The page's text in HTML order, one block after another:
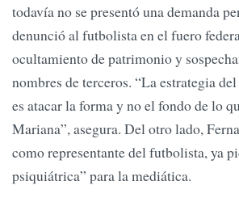
todavía no se presentó una demanda
denunció al futbolista en el fuero
ocultamiento de patrimonio y
nombres de terceros. “La estrategia
es atacar la forma y no el fondo de lo
Mariana”, asegura. Del otro lado,
como representante del futbolista, ya
psiquiátrica” para la mediática.